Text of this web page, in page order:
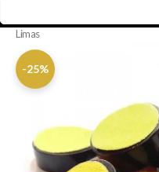
Limas
-25%